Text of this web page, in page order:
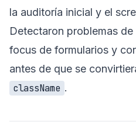
la auditoría inicial y el
Detectaron problemas
focus de formularios y
antes de que se
className .